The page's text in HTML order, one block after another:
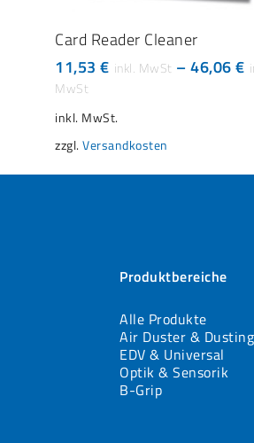
AUSFÜHRUNG WÄHLEN
Produkt
mehrere
Varianten
auf.
Die
Optionen
auf
Card Reader Cleaner
11,53€ –46,06€
inkl. MwSt.
zzgl.Versandkosten
Produktbereiche
Alle Produkte
Air Duster &
EDV & Universal
Optik & Sensorik
B-Grip